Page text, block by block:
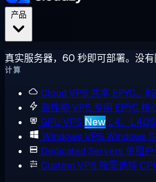
真实服务器，60 秒即可部署。没有
计算
Cloud VPS 共享 EPYC，
高性能 VPS 专用 EPYC 核
GPU VPS New L4、
Windows VPS Windows
Dedicated Servers 单租
Custom VPS 按需选择